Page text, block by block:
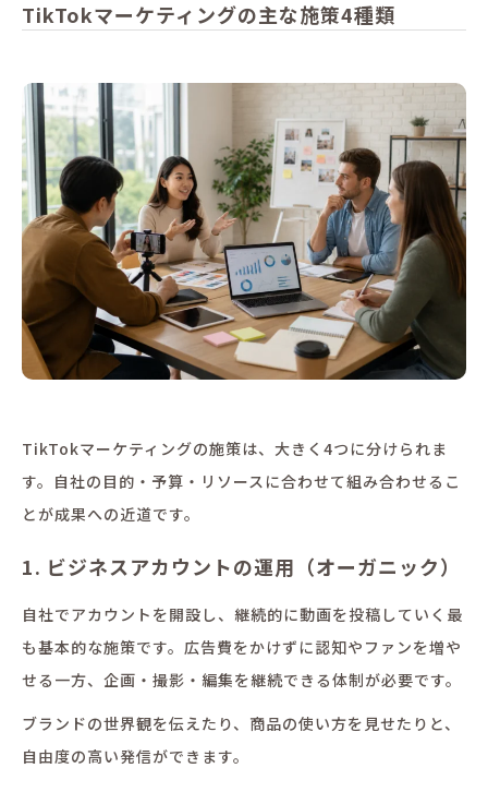
TikTokマーケティングの主な施策4種類
TikTokマーケティングの施策は、大きく4つに分けられま
す。自社の目的・予算・リソースに合わせて組み合わせるこ
とが成果への近道です。
1. ビジネスアカウントの運用（オーガニック）
自社でアカウントを開設し、継続的に動画を投稿していく最
も基本的な施策です。広告費をかけずに認知やファンを増や
せる一方、企画・撮影・編集を継続できる体制が必要です。
ブランドの世界観を伝えたり、商品の使い方を見せたりと、
自由度の高い発信ができます。